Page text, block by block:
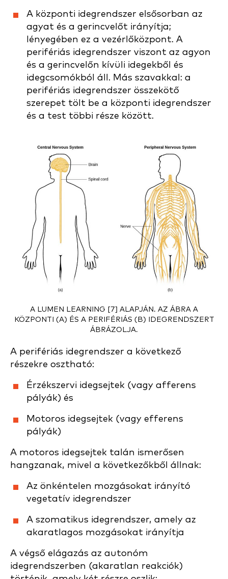
A központi idegrendszer elsősorban az
agyat és a gerincvelőt irányítja;
lényegében ez a vezérlőközpont. A
perifériás idegrendszer viszont az agyon
és a gerincvelőn kívüli idegekből és
idegcsomókból áll. Más szavakkal: a
perifériás idegrendszer összekötő
szerepet tölt be a központi idegrendszer
és a test többi része között.
A LUMEN LEARNING [7] ALAPJÁN. AZ ÁBRA A
KÖZPONTI (A) ÉS A PERIFÉRIÁS (B) IDEGRENDSZERT
ÁBRÁZOLJA.
A perifériás idegrendszer a következő
részekre osztható:
Érzékszervi idegsejtek (vagy afferens
pályák) és
Motoros idegsejtek (vagy efferens
pályák)
A motoros idegsejtek talán ismerősen
hangzanak, mivel a következőkből állnak:
Az önkéntelen mozgásokat irányító
vegetatív idegrendszer
A szomatikus idegrendszer, amely az
akaratlagos mozgásokat irányítja
A végső elágazás az autonóm
idegrendszerben (akaratlan reakciók)